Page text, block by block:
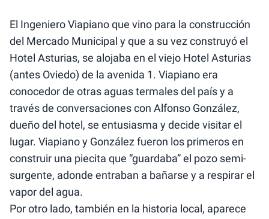
El Ingeniero Viapiano que vino para la construcción
del Mercado Municipal y que a su vez construyó el
Hotel Asturias, se alojaba en el viejo Hotel Asturias
(antes Oviedo) de la avenida 1. Viapiano era
conocedor de otras aguas termales del país y a
través de conversaciones con Alfonso González,
dueño del hotel, se entusiasma y decide visitar el
lugar. Viapiano y González fueron los primeros en
construir una piecita que “guardaba” el pozo semi-
surgente, adonde entraban a bañarse y a respirar el
vapor del agua.
Por otro lado, también en la historia local, aparece